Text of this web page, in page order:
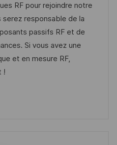
e
g
o
r
í
RF pour rejoindre notre
serez responsable de la
passifs RF et de
Si vous avez une
et en mesure RF,
!